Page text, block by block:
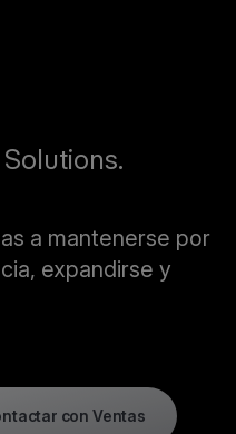
a mantenerse por
expandirse y
con Ventas